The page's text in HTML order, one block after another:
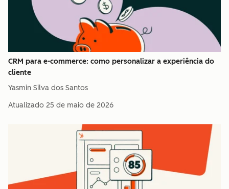
CRM para e-commerce: como personalizar a experiência do
cliente
Yasmin Silva dos Santos
Atualizado 25 de maio de 2026